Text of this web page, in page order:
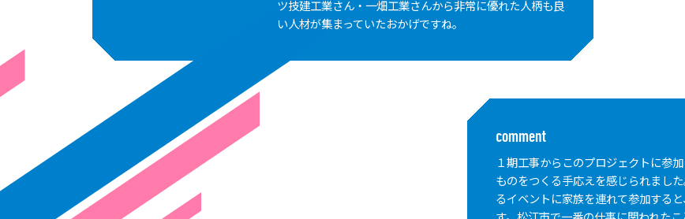
ツ技建工業さん・一畑工業さんから非常に優れた人柄も良
い人材が集まっていたおかげですね。
comment
１期工事からこのプロジェクトに参
ものをつくる手応えを感じられまし
るイベントに家族を連れて参加する